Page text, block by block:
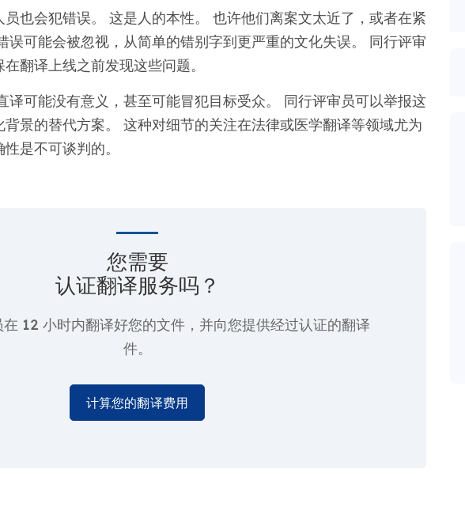
也会犯错误。 这是人的本性。 也许他们离案文太近了，或者在紧
误可能会被忽视，从简单的错别字到更严重的文化失误。 同行评审
翻译上线之前发现这些问题。
译可能没有意义，甚至可能冒犯目标受众。 同行评审员可以举报这
景的替代方案。 这种对细节的关注在法律或医学翻译等领域尤为
是不可谈判的。
您需要
认证翻译服务吗？
在 12 小时内翻译好您的文件，并向您提供经过认证的翻译
件。
计算您的翻译费用